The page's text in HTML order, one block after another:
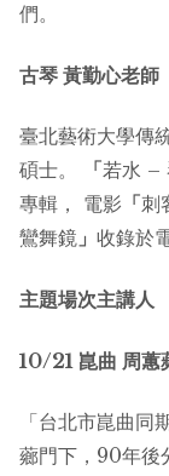
們。
古琴 黃勤心老師
臺北藝術大學傳
碩士。
「若水 –
專輯， 電影 「刺
鸞舞鏡 」 收錄於
主題場次主講人
10/21 崑曲 周蕙
「台北市崑曲
薌門下，90年後